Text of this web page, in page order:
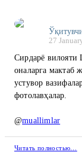
27
Сирдарё
оналарга мактаб
устувор
фотолавҳалар.
@muallimlar
Читать полностью…